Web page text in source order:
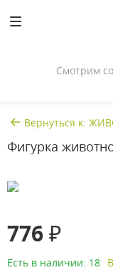
Смотрим
Вернуться к:
Фигурка
776 ₽
Есть в наличии: 18